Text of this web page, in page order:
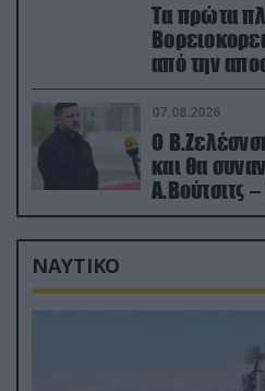
Τα πρώτα
από την
που
07.08.2026
Ο
και θα
Α.Βούτσιτς – Όλα τα βλέμματα
στις
ΝΑΥΤΙΚΟ